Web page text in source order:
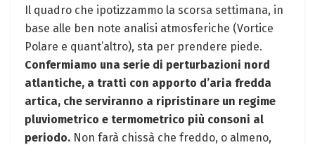
Il quadro che ipotizzammo la scorsa settimana, in
base alle ben note analisi atmosferiche (Vortice
Polare e quant’altro), sta per prendere piede.
Confermiamo una serie di perturbazioni nord
atlantiche, a tratti con apporto d’aria fredda
artica, che serviranno a ripristinare un regime
pluviometrico e termometrico più consoni al
periodo. Non farà chissà che freddo, o almeno,